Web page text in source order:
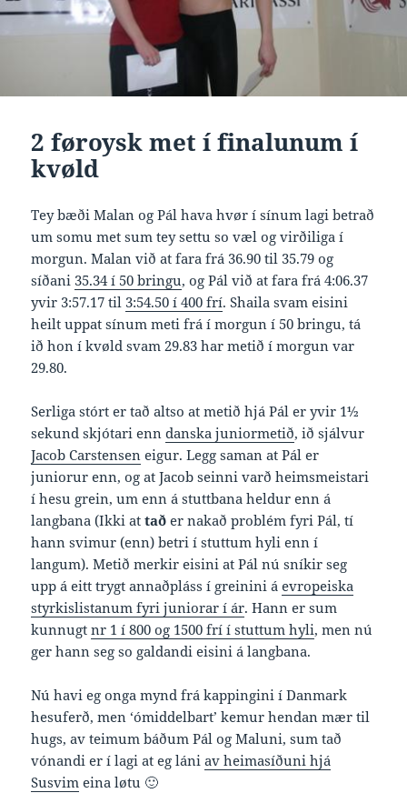
2 føroysk met í finalunum í
kvøld
Tey bæði Malan og Pál hava hvør í sínum lagi betrað
um somu met sum tey settu so væl og virðiliga í
morgun. Malan við at fara frá 36.90 til 35.79 og
síðani 35.34 í 50 bringu, og Pál við at fara frá 4:06.37
yvir 3:57.17 til 3:54.50 í 400 frí. Shaila svam eisini
heilt uppat sínum meti frá í morgun í 50 bringu, tá
ið hon í kvøld svam 29.83 har metið í morgun var
29.80.
Serliga stórt er tað altso at metið hjá Pál er yvir 1½
sekund skjótari enndanska juniormetið, ið sjálvur
Jacob Carstensen eigur. Legg saman at Pál er
juniorur enn, og at Jacob seinni varð heimsmeistari
í hesu grein, um enn á stuttbana heldur enn á
langbana (Ikki attað er nakað problém fyri Pál, tí
hann svimur (enn) betri í stuttum hyli enn í
langum). Metið merkir eisini at Pál nú sníkir seg
upp á eitt trygt annaðpláss í greinini áevropeiska
styrkislistanum fyri juniorar í ár. Hann er sum
kunnugtnr 1 í 800 og 1500 frí í stuttum hyli, men nú
ger hann seg so galdandi eisini á langbana.
Nú havi eg onga mynd frá kappingini í Danmark
hesuferð, men ‘ómiddelbart’ kemur hendan mær til
hugs, av teimum báðum Pál og Maluni, sum tað
vónandi er í lagi at eg lániav heimasíðuni hjá
Susvim eina løtu 🙂